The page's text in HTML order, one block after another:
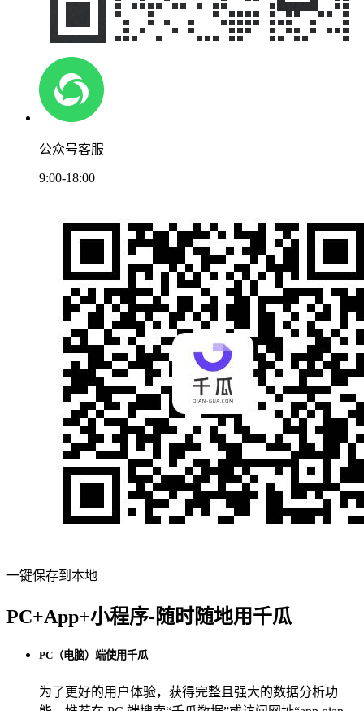
公众号客服
9:00-18:00
一键保存到本地
PC+App+小程序-随时随地用千瓜
PC（电脑）端使用千瓜
为了更好的用户体验，获得完整且强大的数据分析功